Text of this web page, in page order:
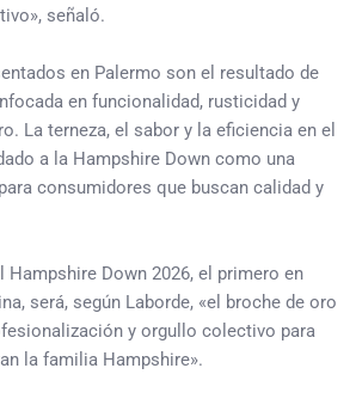
señaló.
en Palermo son el resultado de
en funcionalidad, rusticidad y
La terneza, el sabor y la eficiencia en el
a la Hampshire Down como una
consumidores que buscan calidad y
Hampshire Down 2026, el primero en
será, según Laborde, «el broche de oro
y orgullo colectivo para
la familia Hampshire».